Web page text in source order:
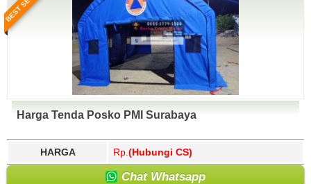
Harga Tenda Posko PMI Surabaya
HARGA Rp. (Hubungi CS)
Chat Whatsapp